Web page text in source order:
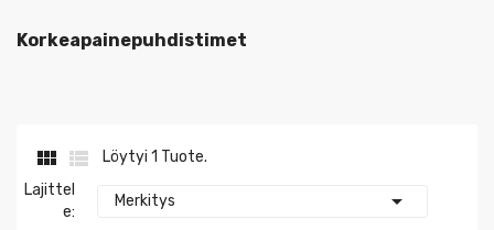
Korkeapainepuhdistimet
 
Löytyi 1 Tuote.
Lajittel
E:
Merkitys 